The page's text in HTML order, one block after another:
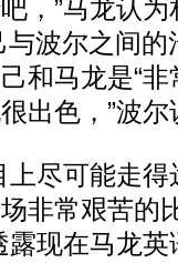
，”马龙认
波尔之间的
和马龙是“非
出色，”波尔
尽可能走得
非常艰苦的
露现在马龙